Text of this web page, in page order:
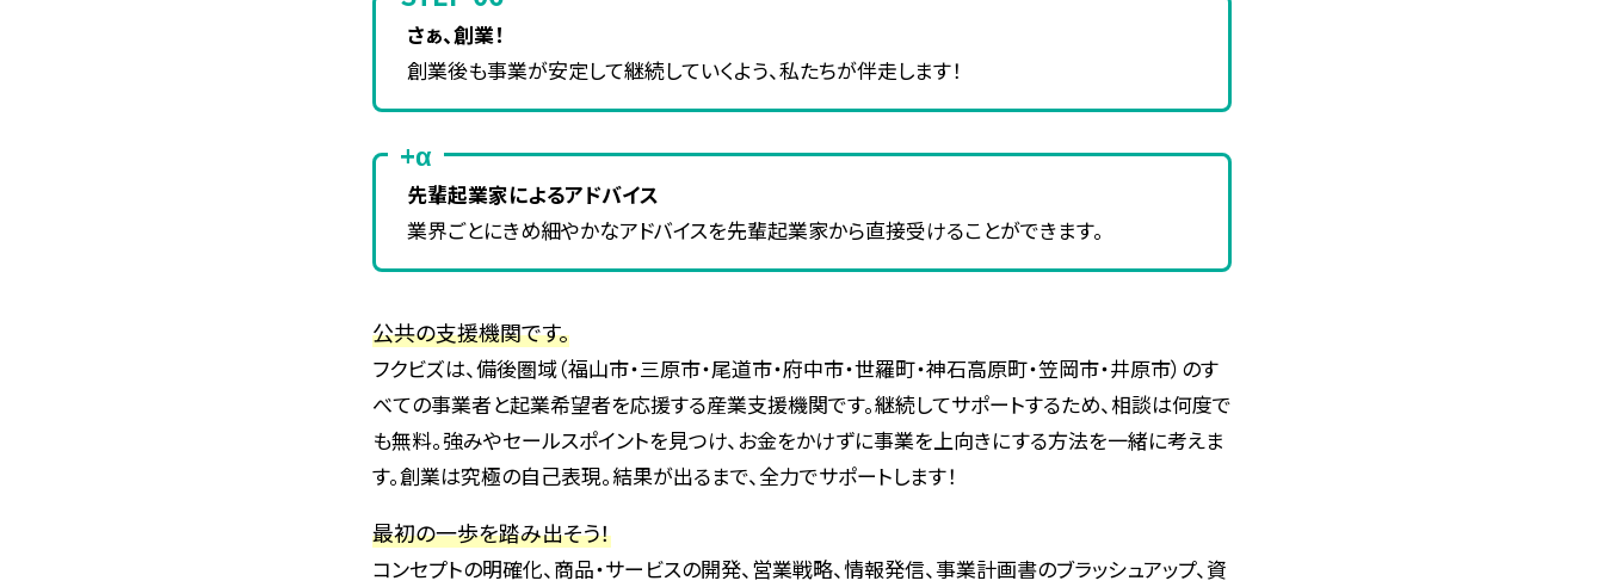
さぁ、創業！
創業後も事業が安定して継続していくよう、私たちが伴走します！
+α
先輩起業家によるアドバイス
業界ごとにきめ細やかなアドバイスを先輩起業家から直接受けることができます。
公共の支援機関です。
フクビズは、備後圏域（福山市・三原市・尾道市・府中市・世羅町・神石高原町・笠岡市・井原市）のす
べての事業者と起業希望者を応援する産業支援機関です。継続してサポートするため、相談は何度で
も無料。強みやセールスポイントを見つけ、お金をかけずに事業を上向きにする方法を一緒に考えま
す。創業は究極の自己表現。結果が出るまで、全力でサポートします！
最初の一歩を踏み出そう！
コンセプトの明確化、商品・サービスの開発、営業戦略、情報発信、事業計画書のブラッシュアップ、資